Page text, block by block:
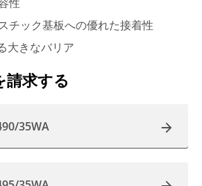
チック基板への優れた接着性
大きなバリア
請求する
35WA